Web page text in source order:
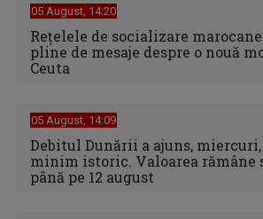
05 August, 14:20
Reţelele de socializare
pline de mesaje despre o nouă
Ceuta
05 August, 14:09
Debitul Dunării a ajuns, miercuri,
minim istoric. Valoarea rămâne
până pe 12 august